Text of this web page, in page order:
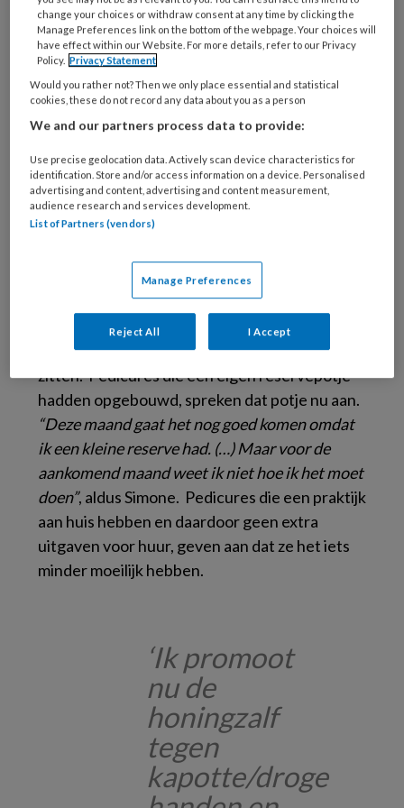
zitten, is het aanleiding om de praktijk nu te
stoppen.
Zeer nijpend is de situatie van de pedicure die
schrijft“Ik heb nog iets van over de €30 op de
bank en nog steeds mijn uitkering niet
ontvangen.”Renate schrijft:“Het is een
behoorlijke aderlating. Pleister op de wond is
de TOZO. Dankbaar voor deze regeling. Maar
het is een lastige situatie, vooral als je dit
inkomsten van een tweede baan of van een
eventuele partner bieden soms uitkomsten,
maar er zijn ook pedicures van wie de partner
nu eveneens zonder inkomsten is komen te
zitten. Pedicures die een eigen reservepotje
hadden opgebouwd, spreken dat potje nu aan.
“Deze maand gaat het nog goed komen omdat
ik een kleine reserve had. (…) Maar voor de
aankomend maand weet ik niet hoe ik het moet
doen”, aldus Simone. Pedicures die een praktijk
aan huis hebben en daardoor geen extra
uitgaven voor huur, geven aan dat ze het iets
minder moeilijk hebben.
‘Ik promoot
nu de
honingzalf
tegen
kapotte/droge
change your choices or withdraw consent at any time by clicking the
Manage Preferences link on the bottom of the webpage. Your choices will
have effect within our Website. For more details, refer to our Privacy
Policy. Privacy Statement
Would you rather not? Then we only place essential and statistical
cookies, these do not record any data about you as a person
We and our partners process data to provide:
Use precise geolocation data. Actively scan device characteristics for
identification. Store and/or access information on a device. Personalised
advertising and content, advertising and content measurement,
audience research and services development.
List of Partners (vendors)
Manage Preferences
Reject All I Accept